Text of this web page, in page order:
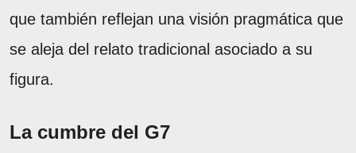
que también reflejan una visión pragmática que
se aleja del relato tradicional asociado a su
figura.
La cumbre del G7